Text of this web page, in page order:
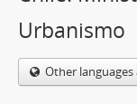
Urbanismo
Other languages